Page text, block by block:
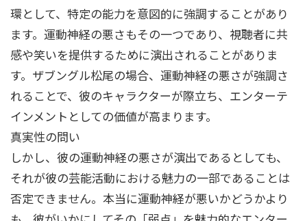
環として、特定の能力を意図的に強調することがあり
ます。運動神経の悪さもその一つであり、視聴者に共
感や笑いを提供するために演出されることがありま
す。ザブングル松尾の場合、運動神経の悪さが強調さ
れることで、彼のキャラクターが際立ち、エンターテ
インメントとしての価値が高まります。
真実性の問い
しかし、彼の運動神経の悪さが演出であるとしても、
それが彼の芸能活動における魅力の一部であることは
否定できません。本当に運動神経が悪いかどうかより